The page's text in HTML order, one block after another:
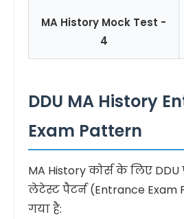
MA History Mock Test -
4
DDU MA History
Exam Pattern
MA History कोर्स के लिए DDU
लेटेस्ट पैटर्न (Entrance Exam
गया है: